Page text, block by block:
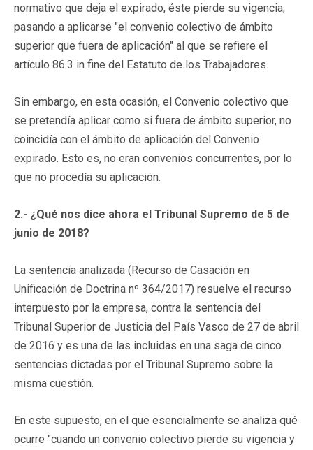
normativo que deja el expirado, éste pierde su vigencia,
pasando a aplicarse "el convenio colectivo de ámbito
superior que fuera de aplicación" al que se refiere el
artículo 86.3 in fine del Estatuto de los Trabajadores.
Sin embargo, en esta ocasión, el Convenio colectivo que
se pretendía aplicar como si fuera de ámbito superior, no
coincidía con el ámbito de aplicación del Convenio
expirado. Esto es, no eran convenios concurrentes, por lo
que no procedía su aplicación.
2.- ¿Qué nos dice ahora el Tribunal Supremo de 5 de
junio de 2018?
La sentencia analizada (Recurso de Casación en
Unificación de Doctrina nº 364/2017) resuelve el recurso
interpuesto por la empresa, contra la sentencia del
Tribunal Superior de Justicia del País Vasco de 27 de abril
de 2016 y es una de las incluidas en una saga de cinco
sentencias dictadas por el Tribunal Supremo sobre la
misma cuestión.
En este supuesto, en el que esencialmente se analiza qué
ocurre "cuando un convenio colectivo pierde su vigencia y